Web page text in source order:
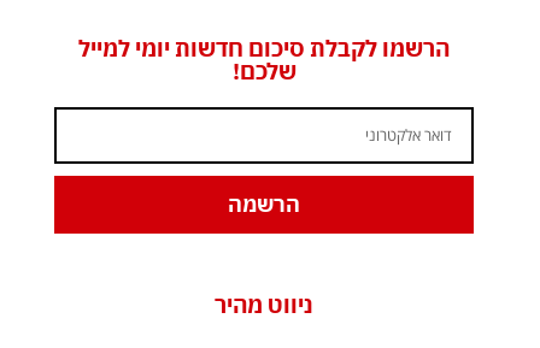
הרשמו לקבלת סיכום חדשות יומי למייל
שלכם!
הרשמה
ניווט מהיר